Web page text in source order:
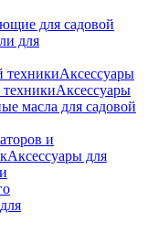
для садовой
для
техникиАксессуары
техникиАксессуары
масла для садовой
и
Аксессуары для